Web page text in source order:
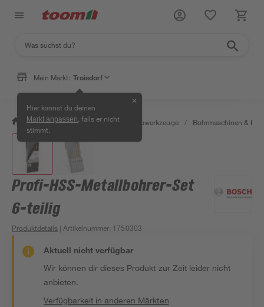
Mein Markt: Troisdorf
Hier kannst du deinen
Markt anpassen , falls er nicht
stimmt.
✕
/ Werkstatt & Maschinen / Elektrowerkzeuge / Bohrmaschinen &
Profi-HSS-Metallbohrer-Set
6-teilig
Produktdetails | Artikelnummer: 1750303
Aktuell nicht verfügbar
Wir können dir dieses Produkt zur Zeit leider nicht
anbieten.
Verfügbarkeit in anderen Märkten